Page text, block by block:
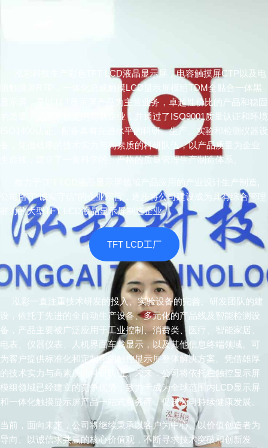
泓彩科技生产彩色TFT LCD液晶显示屏，电容触摸屏CTP以及电
阻触摸屏RTP，一体化总成触摸LCD显示屏模组TDM全贴合一体黑
显示屏，是以TFT显示屏产品为主营业务，卓越性价比的产品和稳固
的质量，是国家认定的高新企业，并通过了ISO9001质量认证和环境
ISO1400认证。配备具有先进水平的科研、生产、实验和检测仪器设
备，凭借雄厚的技术实力与高素质的科研队伍，以产品质量为企业
生命线，建立了一套科学的、严格的质量管理生产制造体系。
致力于TFT LCD液晶显示屏领域产品应用的产业设计生产制造,
公司恪守“诚实守信”的企业宗旨，逐步将公司建设成为具有综合管理
能力的大型TFT LCD液晶显示屏制造企业。
TFT LCD工厂
泓彩一直注重技术研发的投入、实验设备的完善、研发团队的建
设，依托于先进的全自动生产设备、多元化的产品线及智能检测设
备，产品主要被广泛应用于工业控制、消费类、医疗、智能家居、
电表、仪器仪表、人机界面车载显示，以及其他信息终端领域。可
为客户提供标准化和定制化的触控显示屏整体解决方案。凭借雄厚
的技术实力与高素质的科研队伍。未来，公司将依托在触控显示屏
模组领域已经建立的竞争优势，致力于成为全球范围内LCD显示屏
和一体化触摸显示屏产品一站式服务商，促进公司持续健康发展。
当前，面向未来，公司将继续秉承以客户为中心、以价值创造者为
导向、以诚信求共赢的核心价值观，不断寻求技术突破和创新发